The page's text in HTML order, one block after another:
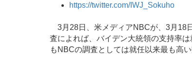
https://twitter.com/IWJ_Sokuho
3月28日、米メディアNBCが、3月18
査によれば、バイデン大統領の支持率
もNBCの調査としては就任以来最も高い